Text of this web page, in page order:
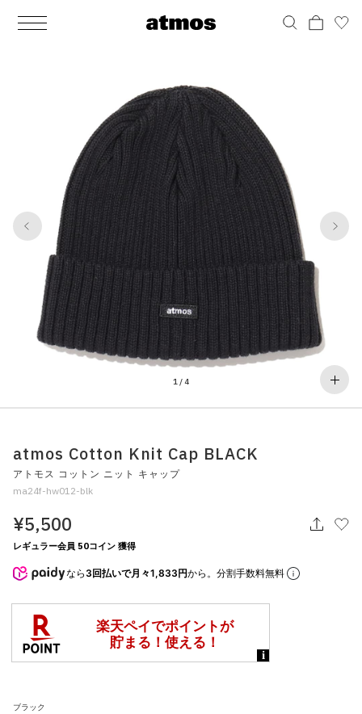
MEN
アクセサリー
その他
アディダス ピックアップ
シューズ
サンダル
その他
すべてのシューズ
ライフスタイルランニング
ウェア
ソックス
アンダーウェア
水着
その他
すべてのウェア
バッグ
バックパック / リュック
ショルダー / メッセンジャーバッグ
トート / エコバッグ
クラッチ / セカンドバッグ
ウエストバッグ
その他
すべてのバッグ
アクセサリー
ポーチ / ウォレット
グッズ / アクセサリー
その他
すべてのアクセサリー
その他
シューケア / グッズ
おもちゃ / フィギュア
すべてのその他
WOMENS
アクセサリー
その他
アディダス ピックアップ
シューズ
サンダル / パンプス
その他
すべてのシューズ
ライフスタイルランニング
ウェア
ワンピース
スカート
ソックス
アンダーウェア
水着
すべてのウェア
バッグ
バックパック / リュック
ショルダー / メッセンジャーバッグ
トート / エコバッグ
クラッチ / セカンドバッグ
ウエストバッグ
その他
すべてのバッグ
アクセサリー
ポーチ / ウォレット
グッズ / アクセサリー
その他
すべてのアクセサリー
その他
シューケア / グッズ
おもちゃ / フィギュア
すべてのその他
1 /4
1 4
atmos Cotton Knit Cap BLACK
アトモス コットン ニット キャップ
ma24f-hw012-blk
¥5,500
レギュラー会員 50コイン 獲得
なら 3回払いで月々1,833円から。分割手数料無料
ブラック